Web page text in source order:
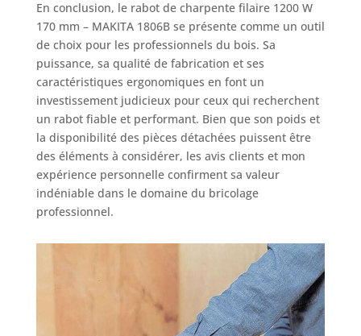
En conclusion, le rabot de charpente filaire 1200 W
170 mm – MAKITA 1806B se présente comme un outil
de choix pour les professionnels du bois. Sa
puissance, sa qualité de fabrication et ses
caractéristiques ergonomiques en font un
investissement judicieux pour ceux qui recherchent
un rabot fiable et performant. Bien que son poids et
la disponibilité des pièces détachées puissent être
des éléments à considérer, les avis clients et mon
expérience personnelle confirment sa valeur
indéniable dans le domaine du bricolage
professionnel.